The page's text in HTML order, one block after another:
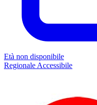
Età non disponibile
RegionaleAccessibile